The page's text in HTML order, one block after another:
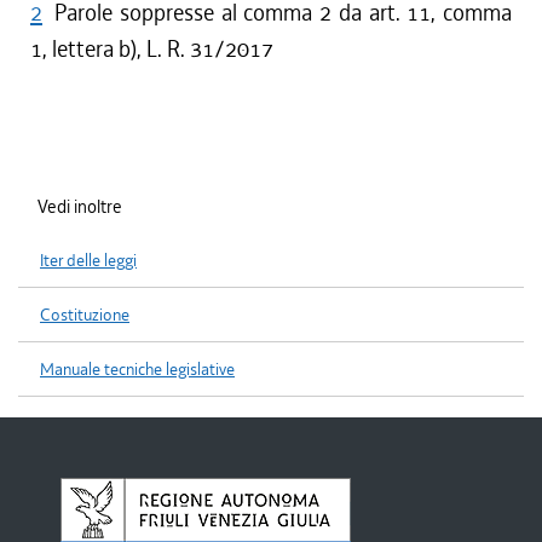
2 Parole soppresse al comma 2 da art. 11, comma
1, lettera b), L. R. 31/2017
Vedi inoltre
Iter delle leggi
Costituzione
Manuale tecniche legislative